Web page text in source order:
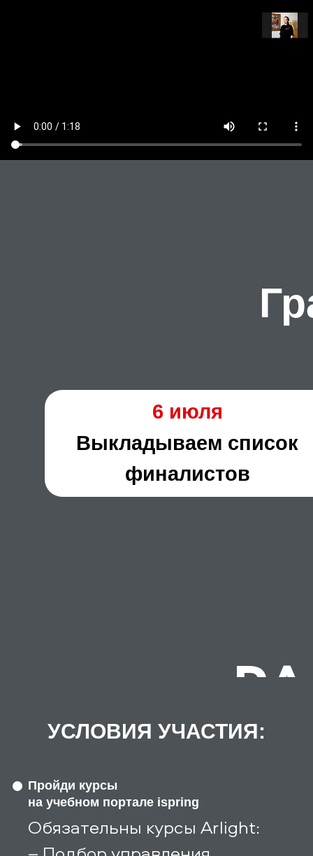
Выкладываем список
финалистов
6 июля
УСЛОВИЯ УЧАСТИЯ:
Пройди курсы
на учебном портале ispring
Обязательны курсы Arlight: